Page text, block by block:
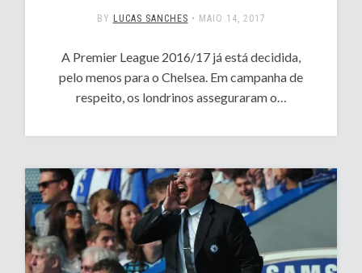
BY LUCAS SANCHES • MAIO 14, 2017
A Premier League 2016/17 já está decidida,
pelo menos para o Chelsea. Em campanha de
respeito, os londrinos asseguraram o…